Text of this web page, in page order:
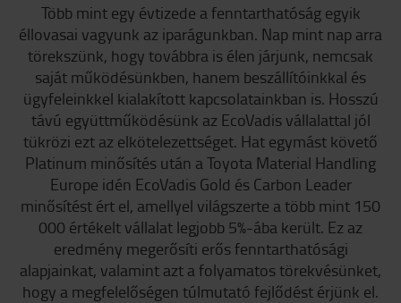
Több mint egy évtizede a fenntarthatóság egyik
éllovasai vagyunk az iparágunkban. Nap mint nap arra
törekszünk, hogy továbbra is élen járjunk, nemcsak
saját működésünkben, hanem beszállítóinkkal és
ügyfeleinkkel kialakított kapcsolatainkban is. Hosszú
távú együttműködésünk az EcoVadis vállalattal jól
tükrözi ezt az elkötelezettséget. Hat egymást követő
Platinum minősítés után a Toyota Material Handling
Europe idén EcoVadis Gold és Carbon Leader
minősítést ért el, amellyel világszerte a több mint 150
000 értékelt vállalat legjobb 5%-ába került. Ez az
eredmény megerősíti erős fenntarthatósági
alapjainkat, valamint azt a folyamatos törekvésünket,
hogy a megfelelőségen túlmutató fejlődést érjünk el.